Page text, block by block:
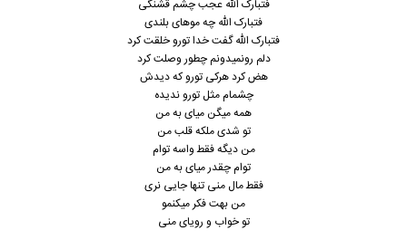
ﻓﺘﺒﺎرک اﻟﻠﻪ ﻋﺠﺐ ﭼﺸﻢ ﻗﺸﻨﮕﻰ
ﻓﺘﺒﺎرک اﻟﻠﻪ ﭼﻪ ﻣﻮﻫﺎی ﺑﻠﻨﺪی
ﻓﺘﺒﺎرک اﻟﻠﻪ ﮔﻔﺖ ﺧﺪا ﺗﻮرو ﺧﻠﻘﺖ ﻛﺮد
دﻟﻢ روﻧﻤﻴﺪوﻧﻢ ﭼﻄﻮر وﺻﻠﺖ ﻛﺮد
ﻫﺾ ﻛﺮد ﻫﺮﻛﻰ ﺗﻮرو ﻛﻪ دﻳﺪش
ﭼﺸﻤﺎم ﻣﺜﻞ ﺗﻮرو ﻧﺪﻳﺪه
ﻫﻤﻪ ﻣﻴﮕﻦ ﻣﻴﺎی ﺑﻪ ﻣﻦ
ﺗﻮ ﺷﺪی ﻣﻠﻜﻪ ﻗﻠﺐ ﻣﻦ
ﻣﻦ دﻳﮕﻪ ﻓﻘﻄ واﺳﻪ ﺗﻮام
ﺗﻮام ﭼﻘﺪر ﻣﻴﺎی ﺑﻪ ﻣﻦ
ﻓﻘﻄ ﻣﺎل ﻣﻨﻰ ﺗﻨﻬﺎ ﺟﺎﻳﻰ ﻧﺮی
ﻣﻦ ﺑﻬﺖ ﻓﻜﺮ ﻣﻴﻜﻨﻤﻮ
ﺗﻮ ﺧﻮاب و روﻳﺎی ﻣﻨﻰ